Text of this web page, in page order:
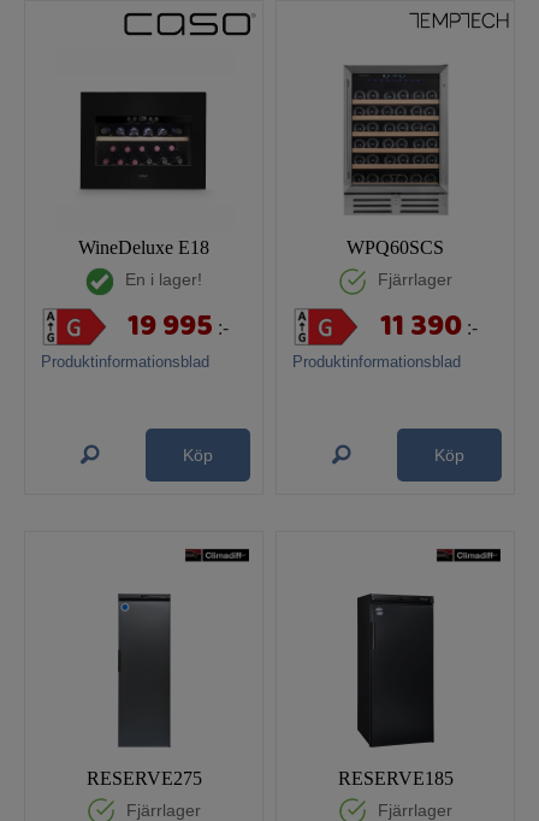
WineDeluxe E18
En i lager!
Produktinformationsblad
19 995 :-
Köp
WPQ60SCS
Fjärrlager
Produktinformationsblad
11 390 :-
Köp
RESERVE275
Fjärrlager
RESERVE185
Fjärrlager